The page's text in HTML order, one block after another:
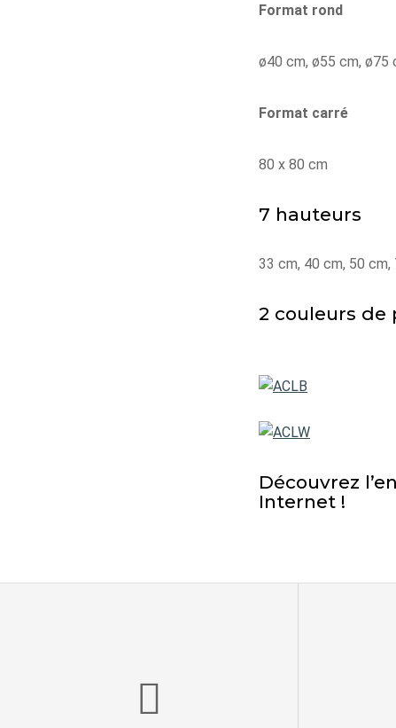
Format rond
ø40 cm, ø55 cm, ø75
Format carré
80 x 80 cm
7 hauteurs
33 cm, 40 cm, 50
2 couleurs de
Découvrez
Internet !